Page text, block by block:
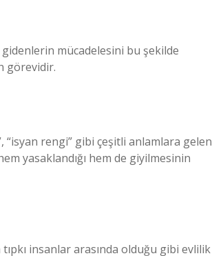
gidenlerin mücadelesini bu şekilde
görevidir.
“isyan rengi” gibi çeşitli anlamlara gelen
yasaklandığı hem de giyilmesinin
tıpkı insanlar arasında olduğu gibi evlilik